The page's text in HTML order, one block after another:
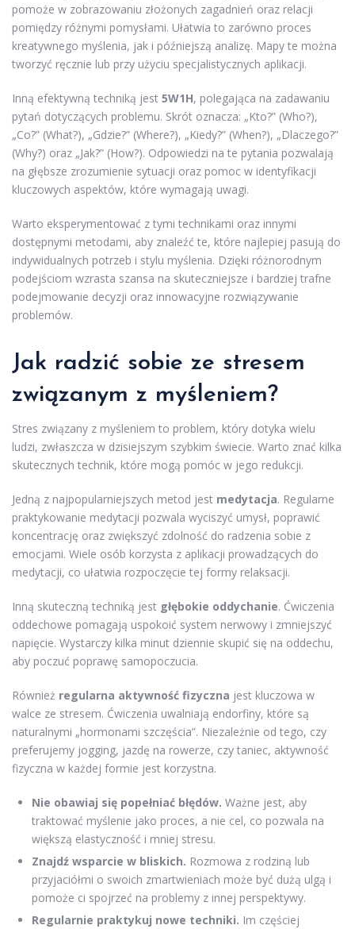
pomoże w zobrazowaniu złożonych zagadnień oraz relacji
pomiędzy różnymi pomysłami. Ułatwia to zarówno proces
kreatywnego myślenia, jak i późniejszą analizę. Mapy te można
tworzyć ręcznie lub przy użyciu specjalistycznych aplikacji.
Inną efektywną techniką jest 5W1H, polegająca na zadawaniu
pytań dotyczących problemu. Skrót oznacza: „Kto?” (Who?),
„Co?” (What?), „Gdzie?” (Where?), „Kiedy?” (When?), „Dlaczego?”
(Why?) oraz „Jak?” (How?). Odpowiedzi na te pytania pozwalają
na głębsze zrozumienie sytuacji oraz pomoc w identyfikacji
kluczowych aspektów, które wymagają uwagi.
Warto eksperymentować z tymi technikami oraz innymi
dostępnymi metodami, aby znaleźć te, które najlepiej pasują do
indywidualnych potrzeb i stylu myślenia. Dzięki różnorodnym
podejściom wzrasta szansa na skuteczniejsze i bardziej trafne
podejmowanie decyzji oraz innowacyjne rozwiązywanie
problemów.
Jak radzić sobie ze stresem
związanym z myśleniem?
Stres związany z myśleniem to problem, który dotyka wielu
ludzi, zwłaszcza w dzisiejszym szybkim świecie. Warto znać kilka
skutecznych technik, które mogą pomóc w jego redukcji.
Jedną z najpopularniejszych metod jest medytacja. Regularne
praktykowanie medytacji pozwala wyciszyć umysł, poprawić
koncentrację oraz zwiększyć zdolność do radzenia sobie z
emocjami. Wiele osób korzysta z aplikacji prowadzących do
medytacji, co ułatwia rozpoczęcie tej formy relaksacji.
Inną skuteczną techniką jest głębokie oddychanie. Ćwiczenia
oddechowe pomagają uspokoić system nerwowy i zmniejszyć
napięcie. Wystarczy kilka minut dziennie skupić się na oddechu,
aby poczuć poprawę samopoczucia.
Również regularna aktywność fizyczna jest kluczowa w
walce ze stresem. Ćwiczenia uwalniają endorfiny, które są
naturalnymi „hormonami szczęścia”. Niezależnie od tego, czy
preferujemy jogging, jazdę na rowerze, czy taniec, aktywność
fizyczna w każdej formie jest korzystna.
Nie obawiaj się popełniać błędów. Ważne jest, aby
traktować myślenie jako proces, a nie cel, co pozwala na
większą elastyczność i mniej stresu.
Znajdź wsparcie w bliskich. Rozmowa z rodziną lub
przyjaciółmi o swoich zmartwieniach może być dużą ulgą i
pomoże ci spojrzeć na problemy z innej perspektywy.
Regularnie praktykuj nowe techniki. Im częściej